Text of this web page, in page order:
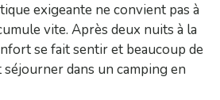
exigeante ne convient pas à
vite. Après deux nuits à la
se fait sentir et beaucoup de
dans un camping en